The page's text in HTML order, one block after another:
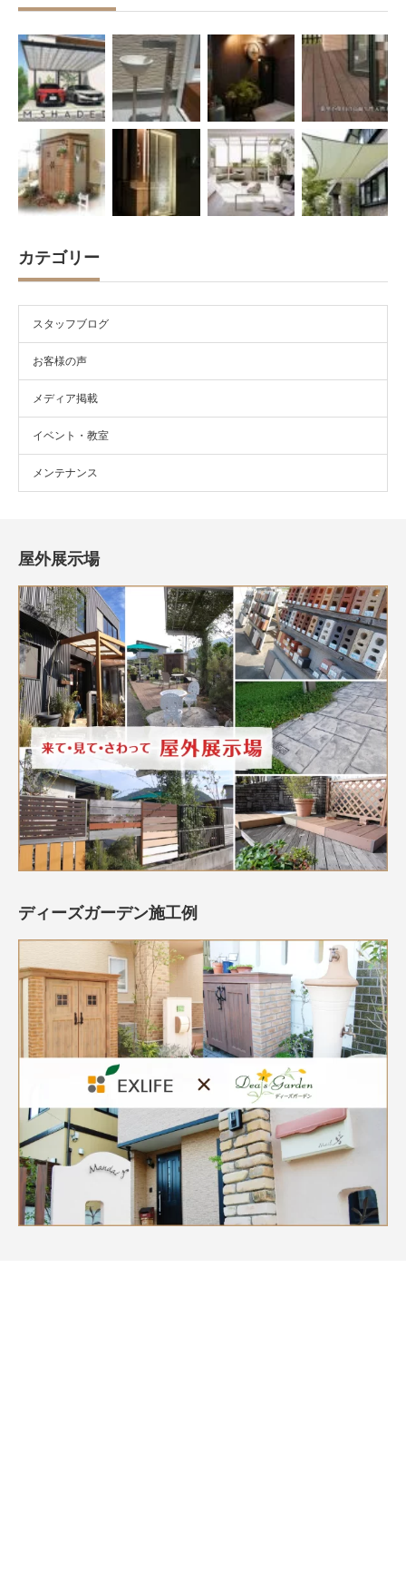
カテゴリー
スタッフブログ
お客様の声
メディア掲載
イベント・教室
メンテナンス
屋外展示場
ディーズガーデン施工例